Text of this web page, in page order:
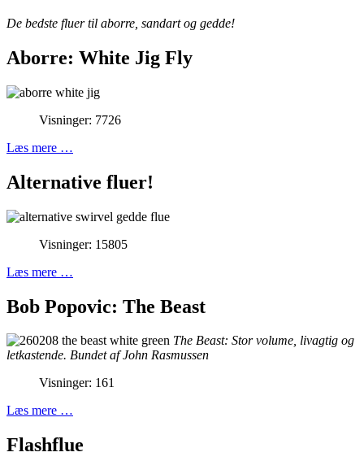
De bedste fluer til aborre, sandart og gedde!
Aborre: White Jig Fly
Visninger: 7726
Læs mere …
Alternative fluer!
Visninger: 15805
Læs mere …
Bob Popovic: The Beast
The Beast: Stor volume, livagtig og
letkastende. Bundet af John Rasmussen
Visninger: 161
Læs mere …
Flashflue